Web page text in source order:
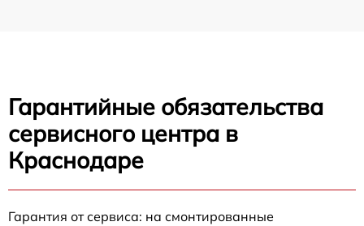
Гарантийные обязательства
сервисного центра в
Краснодаре
Гарантия от сервиса: на смонтированные